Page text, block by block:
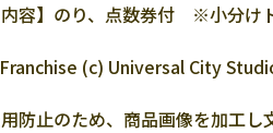
内容】のり、点数券付 ※小分け
(c) Universal City
防止のため、商品画像を加工し